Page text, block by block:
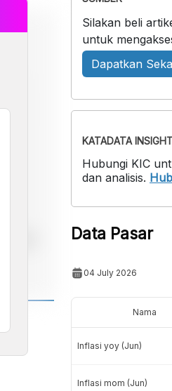
Silakan beli
untuk
Dapatkan
KATADATA
Hubungi KIC
dan analisis.
Data Pasar
04 July 2026
Nama
Inflasi yoy (Jun)
Inflasi mom (Jun)